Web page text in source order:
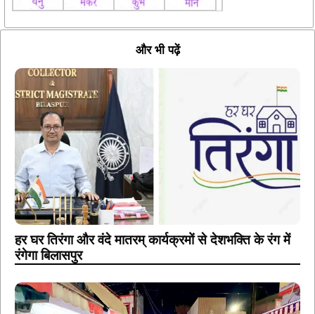
और भी पढ़ें
हर घर तिरंगा और वंदे मातरम् कार्यक्रमों से देशभक्ति के रंग में
रंगेगा बिलासपुर